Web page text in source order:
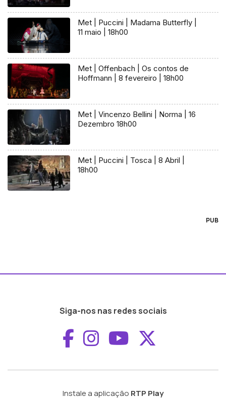
Met | Puccini | Madama Butterfly |
11 maio | 18h00
Met | Offenbach | Os contos de
Hoffmann | 8 fevereiro | 18h00
Met | Vincenzo Bellini | Norma | 16
Dezembro 18h00
Met | Puccini | Tosca | 8 Abril |
18h00
PUB
Siga-nos nas redes sociais
Aceder ao
Aceder ao
Aceder ao
Instale a aplicação RTP Play